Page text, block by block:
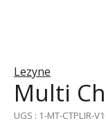
Lezyne
Multi
UGS : 1-MT-CTPLIR-